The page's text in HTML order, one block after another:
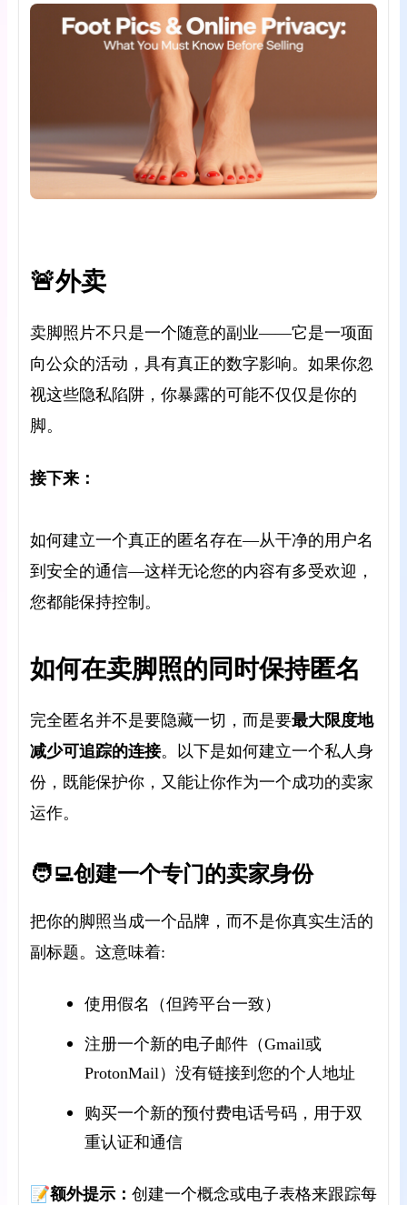
🚨外卖
卖脚照片不只是一个随意的副业——它是一项面
向公众的活动，具有真正的数字影响。如果你忽
视这些隐私陷阱，你暴露的可能不仅仅是你的
脚。
接下来：
如何建立一个真正的匿名存在—从干净的用户名
到安全的通信—这样无论您的内容有多受欢迎，
您都能保持控制。
如何在卖脚照的同时保持匿名
完全匿名并不是要隐藏一切，而是要最大限度地
减少可追踪的连接。以下是如何建立一个私人身
份，既能保护你，又能让你作为一个成功的卖家
运作。
🧑‍💻创建一个专门的卖家身份
把你的脚照当成一个品牌，而不是你真实生活的
副标题。这意味着:
使用假名（但跨平台一致）
注册一个新的电子邮件（Gmail或
ProtonMail）没有链接到您的个人地址
购买一个新的预付费电话号码，用于双
重认证和通信
📝额外提示： 创建一个概念或电子表格来跟踪每